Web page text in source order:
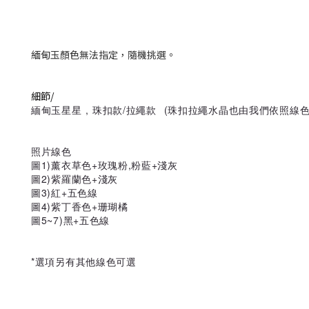
緬甸玉顏色無法指定，隨機挑選。
細節/
緬甸玉星星 , 珠扣款/拉繩款 (珠扣拉繩水晶也由我們依照線
照片線色
圖1)薰衣草色+玫瑰粉,粉藍+淺灰
圖2)紫羅蘭色+淺灰
圖3)紅+五色線
圖4)紫丁香色+珊瑚橘
圖5~7)黑+五色線
*選項另有其他線色可選